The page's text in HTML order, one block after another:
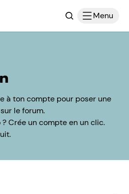
Recherche
Menu
à ton compte pour poser une
le forum.
Crée un compte en un clic.